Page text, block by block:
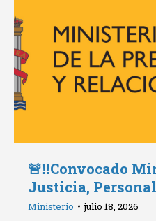
🚨‼️Convocado
Justicia,
Ministerio julio 18, 2026